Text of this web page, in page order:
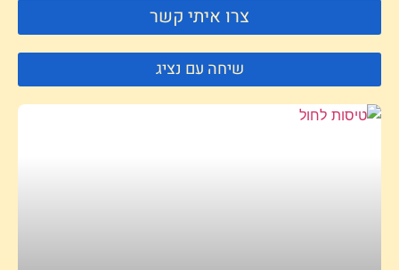
צרו איתי קשר
שיחה עם נציג